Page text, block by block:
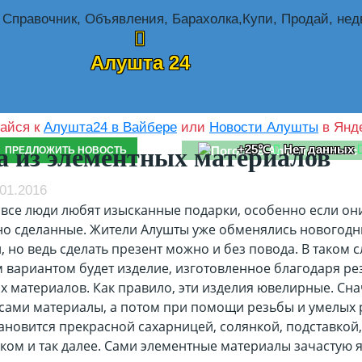
Алушта 24
ПРЕДЛОЖИТЬ НОВОСТЬ +25℃ Нет данных
к Алушта24 в Вайбереили Новости Алушты в
из элементных материалов
люди любят изысканные подарки, особенно если
сделанные. Жители Алушты уже обменялись
но ведь сделать презент можно и без повода. В таком
будет изделие, изготовленное благодаря
материалов. Как правило, эти изделия ювелирные.
материалы, а потом при помощи резьбы и умелых
прекрасной сахарницей, солянкой, подставкой,
и так далее. Сами элементные материалы зачастую